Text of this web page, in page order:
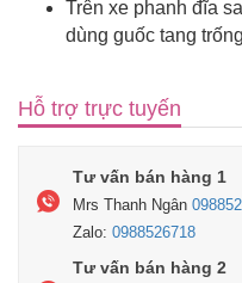
Trên xe phanh đĩa
dùng guốc tang
Hỗ trợ trực tuyến
Tư vấn bán hàng 1
Mrs Thanh Ngân
Zalo: 0988526718
Tư vấn bán hàng 2